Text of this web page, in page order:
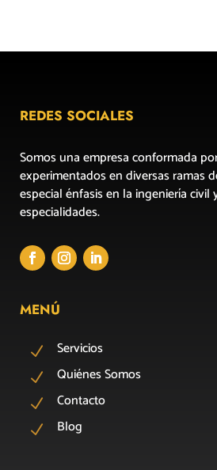
REDES SOCIALES
Somos una empresa conformada
experimentados en diversas ramas
especial énfasis en la ingeniería civil
especialidades.
MENÚ
N Servicios
N Quiénes Somos
N Contacto
N Blog